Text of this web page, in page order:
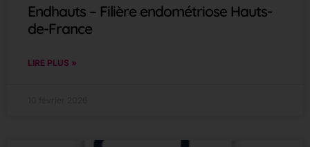
Endhauts – Filière endométriose Hauts-
de-France
LIRE PLUS »